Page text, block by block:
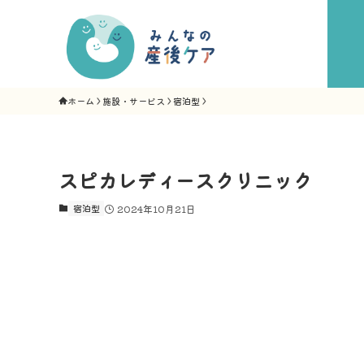
ホーム 施設・サービス 宿泊型
スピカレディースクリニック
宿泊型 2024年10月21日